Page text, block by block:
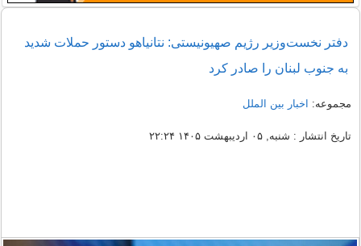
دفتر نخست‌وزیر رژیم صهیونیستی: نتانیاهو دستور حملات شدید
به جنوب لبنان را صادر کرد
مجموعه: اخبار بین الملل
تاریخ انتشار : شنبه, ۰۵ اردیبهشت ۱۴۰۵ ۲۲:۲۴